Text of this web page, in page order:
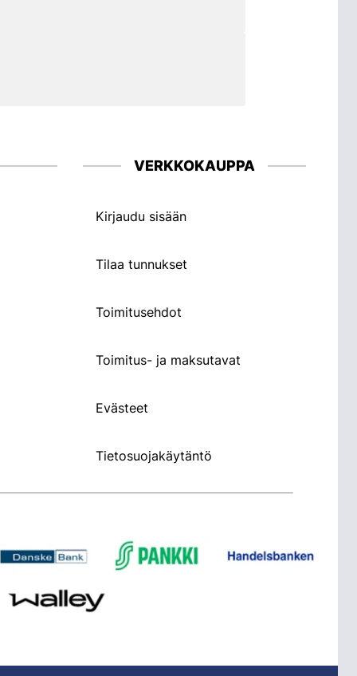
VERKKOKAUPPA
Kirjaudu sisään
Tilaa tunnukset
Toimitusehdot
Toimitus- ja maksutavat
Evästeet
Tietosuojakäytäntö